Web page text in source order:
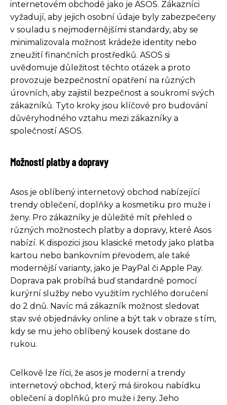
internetovém obchodě jako je ASOS. Zákazníci
vyžadují, aby jejich osobní údaje byly zabezpečeny
v souladu s nejmodernějšími standardy, aby se
minimalizovala možnost krádeže identity nebo
zneužití finančních prostředků. ASOS si
uvědomuje důležitost těchto otázek a proto
provozuje bezpečnostní opatření na různých
úrovních, aby zajistil bezpečnost a soukromí svých
zákazníků. Tyto kroky jsou klíčové pro budování
důvěryhodného vztahu mezi zákazníky a
společností ASOS.
Možnosti platby a dopravy
Asos je oblíbený internetový obchod nabízející
trendy oblečení, doplňky a kosmetiku pro muže i
ženy. Pro zákazníky je důležité mít přehled o
různých možnostech platby a dopravy, které Asos
nabízí. K dispozici jsou klasické metody jako platba
kartou nebo bankovním převodem, ale také
modernější varianty, jako je PayPal či Apple Pay.
Doprava pak probíhá buď standardně pomocí
kurýrní služby nebo využitím rychlého doručení
do 2 dnů. Navíc má zákazník možnost sledovat
stav své objednávky online a být tak v obraze s tím,
kdy se mu jeho oblíbený kousek dostane do
rukou.
Celkově lze říci, že asos je moderní a trendy
internetový obchod, který má širokou nabídku
oblečení a doplňků pro muže i ženy. Jeho